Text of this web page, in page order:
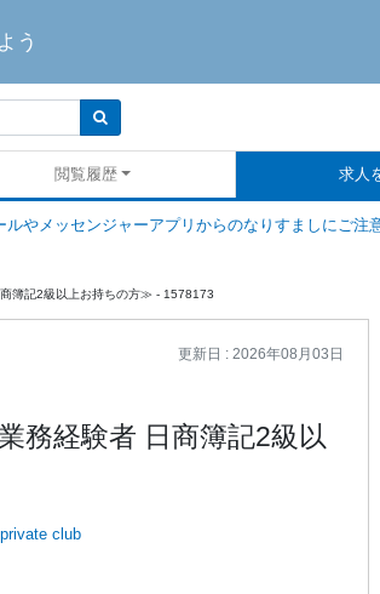
う
閲覧履歴 求人
やメッセンジャーアプリからのなりすましにご注
簿記2級以上お持ちの方≫ - 1578173
更新日 : 2026年08月03日
務経験者 日商簿記2級以
club